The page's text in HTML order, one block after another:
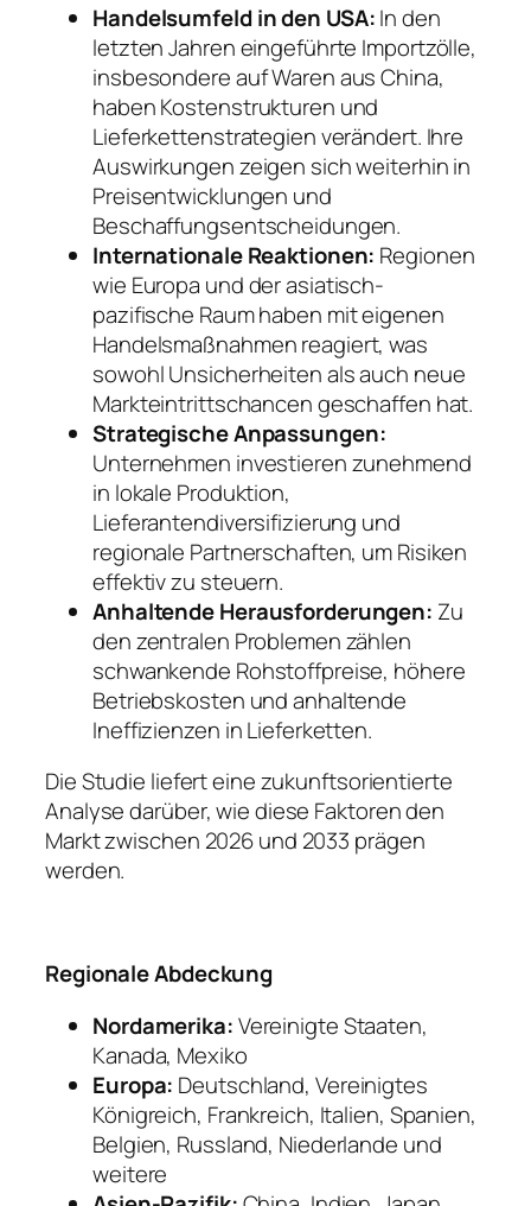
Handelsumfeld in den USA:In den
letzten Jahren eingeführte Importzölle,
insbesondere auf Waren aus China,
haben Kostenstrukturen und
Lieferkettenstrategien verändert. Ihre
Auswirkungen zeigen sich weiterhin in
Preisentwicklungen und
Beschaffungsentscheidungen.
Internationale Reaktionen: Regionen
wie Europa und der asiatisch-
pazifische Raum haben mit eigenen
Handelsmaßnahmen reagiert, was
sowohl Unsicherheiten als auch neue
Markteintrittschancen geschaffen hat.
Strategische Anpassungen:
Unternehmen investieren zunehmend
in lokale Produktion,
Lieferantendiversifizierung und
regionale Partnerschaften, um Risiken
effektiv zu steuern.
Anhaltende Herausforderungen: Zu
den zentralen Problemen zählen
schwankende Rohstoffpreise, höhere
Betriebskosten und anhaltende
Ineffizienzen in Lieferketten.
Die Studie liefert eine zukunftsorientierte
Analyse darüber, wie diese Faktoren den
Markt zwischen 2026 und 2033 prägen
werden.
Regionale Abdeckung
Nordamerika:Vereinigte Staaten,
Kanada, Mexiko
Europa: Deutschland, Vereinigtes
Königreich, Frankreich, Italien, Spanien,
Belgien, Russland, Niederlande und
weitere